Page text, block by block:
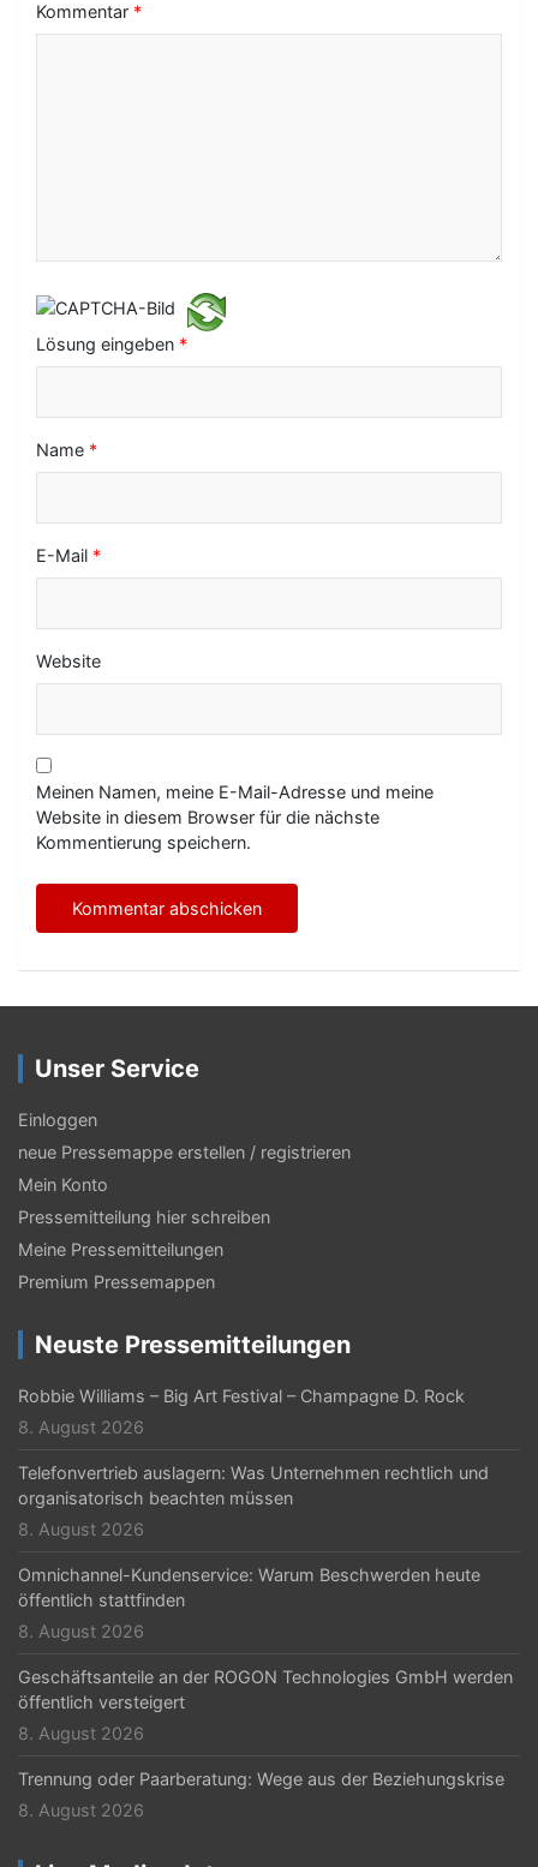
N
o
n
Kommentar *
Lösung eingeben *
Name *
E-Mail *
Website
Meinen Namen, meine E-Mail-Adresse und meine
Website in diesem Browser für die nächste
Kommentierung speichern.
Unser Service
Einloggen
neue Pressemappe erstellen / registrieren
Mein Konto
Pressemitteilung hier schreiben
Meine Pressemitteilungen
Premium Pressemappen
Neuste Pressemitteilungen
Robbie Williams – Big Art Festival – Champagne D. Rock
8. August 2026
Telefonvertrieb auslagern: Was Unternehmen rechtlich und
organisatorisch beachten müssen
8. August 2026
Omnichannel-Kundenservice: Warum Beschwerden heute
öffentlich stattfinden
8. August 2026
Geschäftsanteile an der ROGON Technologies GmbH werden
öffentlich versteigert
8. August 2026
Trennung oder Paarberatung: Wege aus der Beziehungskrise
8. August 2026